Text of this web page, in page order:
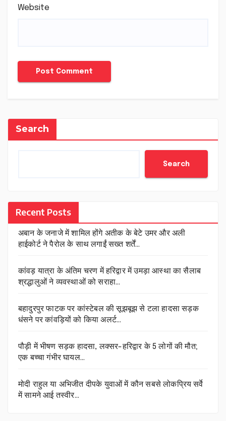
Website
Search
Search
Recent Posts
अबान के जनाजे में शामिल होंगे अतीक के बेटे उमर और अली
हाईकोर्ट ने पैरोल के साथ लगाईं सख्त शर्तें…
कांवड़ यात्रा के अंतिम चरण में हरिद्वार में उमड़ा आस्था का सैलाब
श्रद्धालुओं ने व्यवस्थाओं को सराहा…
बहादुरपुर फाटक पर कांस्टेबल की सूझबूझ से टला हादसा सड़क
धंसने पर कांवड़ियों को किया अलर्ट…
पौड़ी में भीषण सड़क हादसा, लक्सर-हरिद्वार के 5 लोगों की मौत;
एक बच्चा गंभीर घायल…
मोदी राहुल या अभिजीत दीपके युवाओं में कौन सबसे लोकप्रिय सर्वे
में सामने आई तस्वीर…